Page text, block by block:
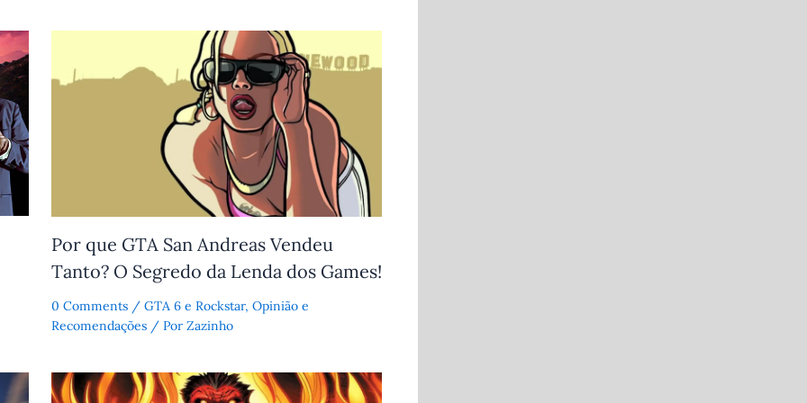
Por que GTA San Andreas Vendeu
Tanto? O Segredo da Lenda dos Games!
0 Comments / GTA 6 e Rockstar, Opinião e
Recomendações/ Por Zazinho